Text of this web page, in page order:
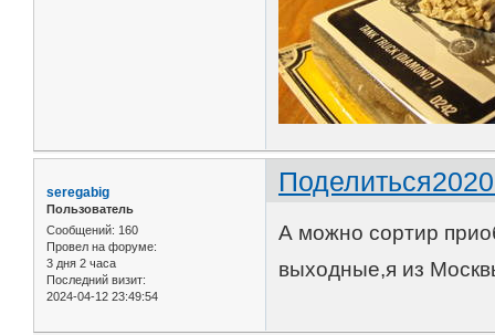
Поделиться
seregabig
Пользователь
Сообщений: 160
Провел на форуме:
3 дня 2 часа
Последний визит:
2024-04-12 23:49:54
А можно сортир
выходные,я из